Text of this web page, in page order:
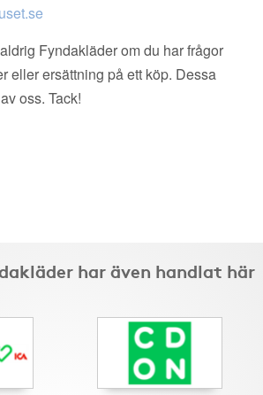
Fyndakläder om du har frågor
eller ersättning på ett köp. Dessa
oss. Tack!
har även handlat här